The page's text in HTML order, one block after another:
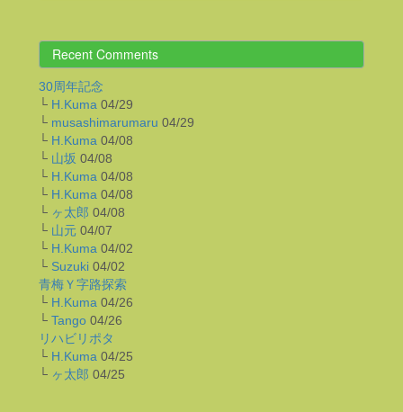
Recent Comments
30周年記念
└ H.Kuma 04/29
└ musashimarumaru 04/29
└ H.Kuma 04/08
└ 山坂 04/08
└ H.Kuma 04/08
└ H.Kuma 04/08
└ ヶ太郎 04/08
└ 山元 04/07
└ H.Kuma 04/02
└ Suzuki 04/02
青梅Ｙ字路探索
└ H.Kuma 04/26
└ Tango 04/26
リハビリポタ
└ H.Kuma 04/25
└ ヶ太郎 04/25